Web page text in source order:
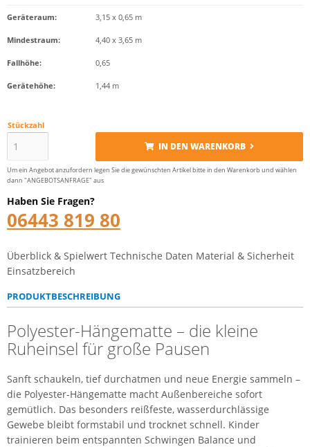
Geräteraum: 3,15 x 0,65 m
Mindestraum: 4,40 x 3,65 m
Fallhöhe: 0,65
Gerätehöhe: 1,44 m
Stückzahl
IN DEN WARENKORB
Um ein Angebot anzufordern legen Sie die gewünschten Artikel bitte in den Warenkorb und wählen
dann "ANGEBOTSANFRAGE" aus
Haben Sie Fragen?
06443 819 80
Überblick & Spielwert Technische Daten Material & Sicherheit
Einsatzbereich
PRODUKTBESCHREIBUNG
Polyester-Hängematte – die kleine
Ruheinsel für große Pausen
Sanft schaukeln, tief durchatmen und neue Energie sammeln –
die Polyester-Hängematte macht Außenbereiche sofort
gemütlich. Das besonders reißfeste, wasserdurchlässige
Gewebe bleibt formstabil und trocknet schnell. Kinder
trainieren beim entspannten Schwingen Balance und